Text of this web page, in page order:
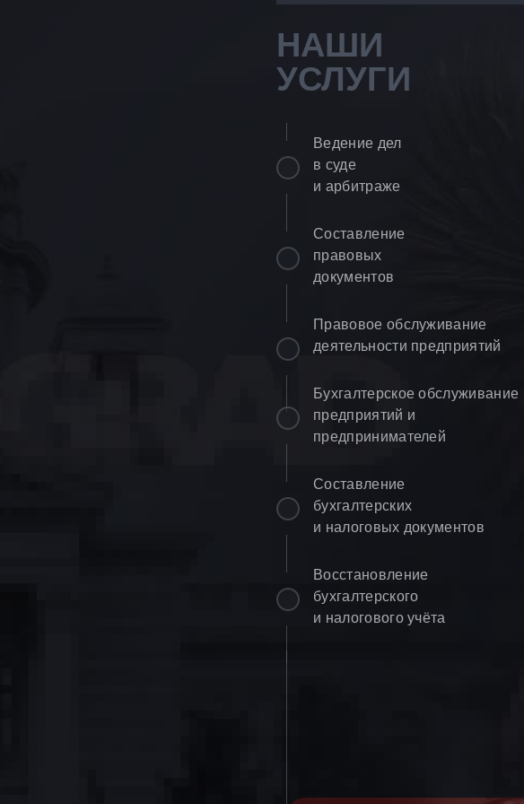
НАШИ
УСЛУГИ
Ведение дел
в суде
и арбитраже
Составление
правовых
документов
Правовое обслуживание
деятельности предприятий
Бухгалтерское обслуживание
предприятий и
предпринимателей
Составление
бухгалтерских
и налоговых документов
Восстановление
бухгалтерского
и налогового учёта